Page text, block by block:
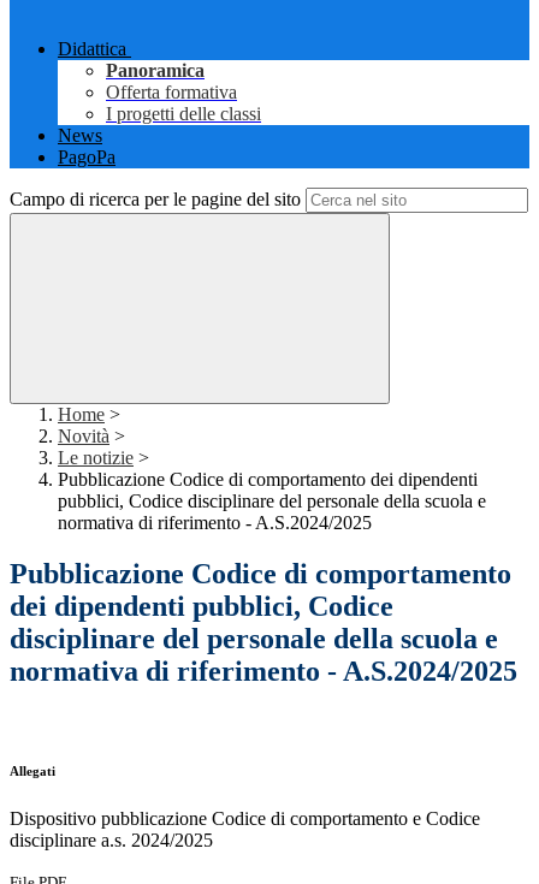
Didattica
Panoramica
Offerta formativa
I progetti delle classi
News
PagoPa
Campo di ricerca per le pagine del sito
Home >
Novità >
Le notizie >
Pubblicazione Codice di comportamento dei dipendenti
pubblici, Codice disciplinare del personale della scuola e
normativa di riferimento - A.S.2024/2025
Pubblicazione Codice di comportamento
dei dipendenti pubblici, Codice
disciplinare del personale della scuola e
normativa di riferimento - A.S.2024/2025
Allegati
Dispositivo pubblicazione Codice di comportamento e Codice
disciplinare a.s. 2024/2025